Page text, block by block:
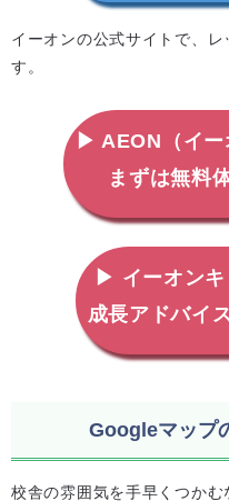
イーオンの公式サイトで、
す。
▶ AEON（イー
まずは無料
▶ イーオンキ
成長アドバイ
Googleマップ
校舎の雰囲気を手早くつかむ